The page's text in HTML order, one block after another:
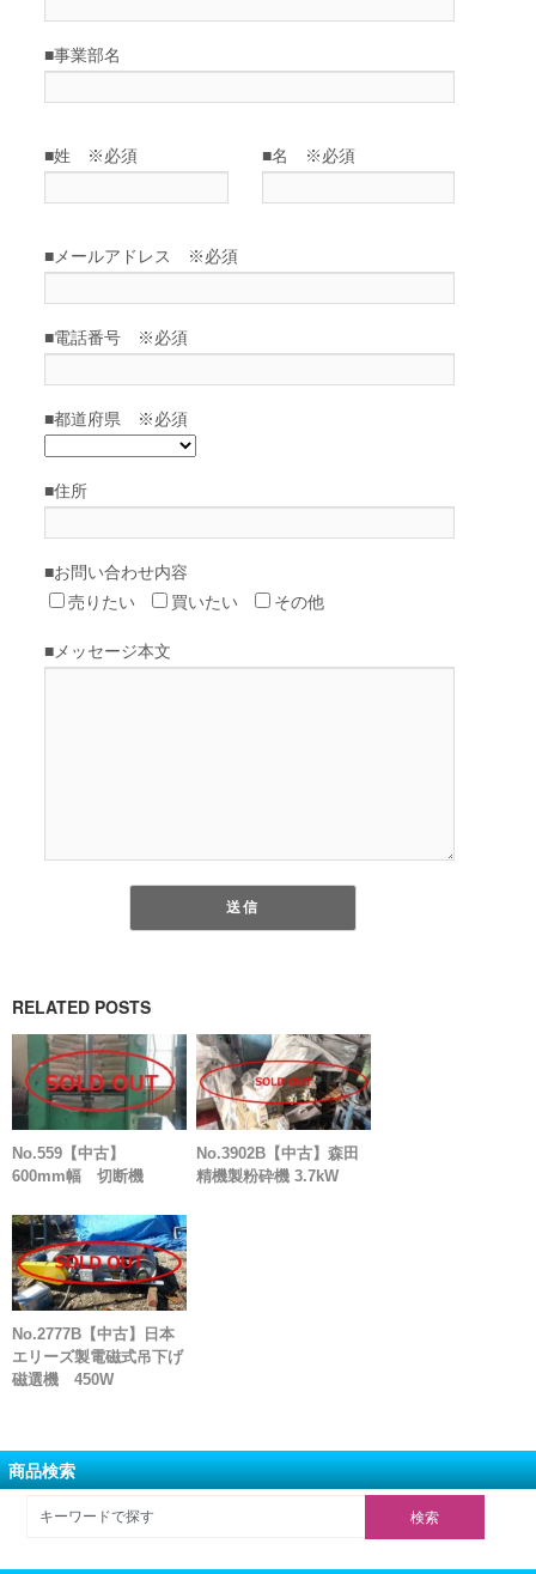
RELATED POSTS
No.559【中古】
600mm幅 切断機
No.3902B【中古】森田
精機製粉砕機 3.7kW
No.2777B【中古】日本
エリーズ製電磁式吊下げ
磁選機 450W
商品検索